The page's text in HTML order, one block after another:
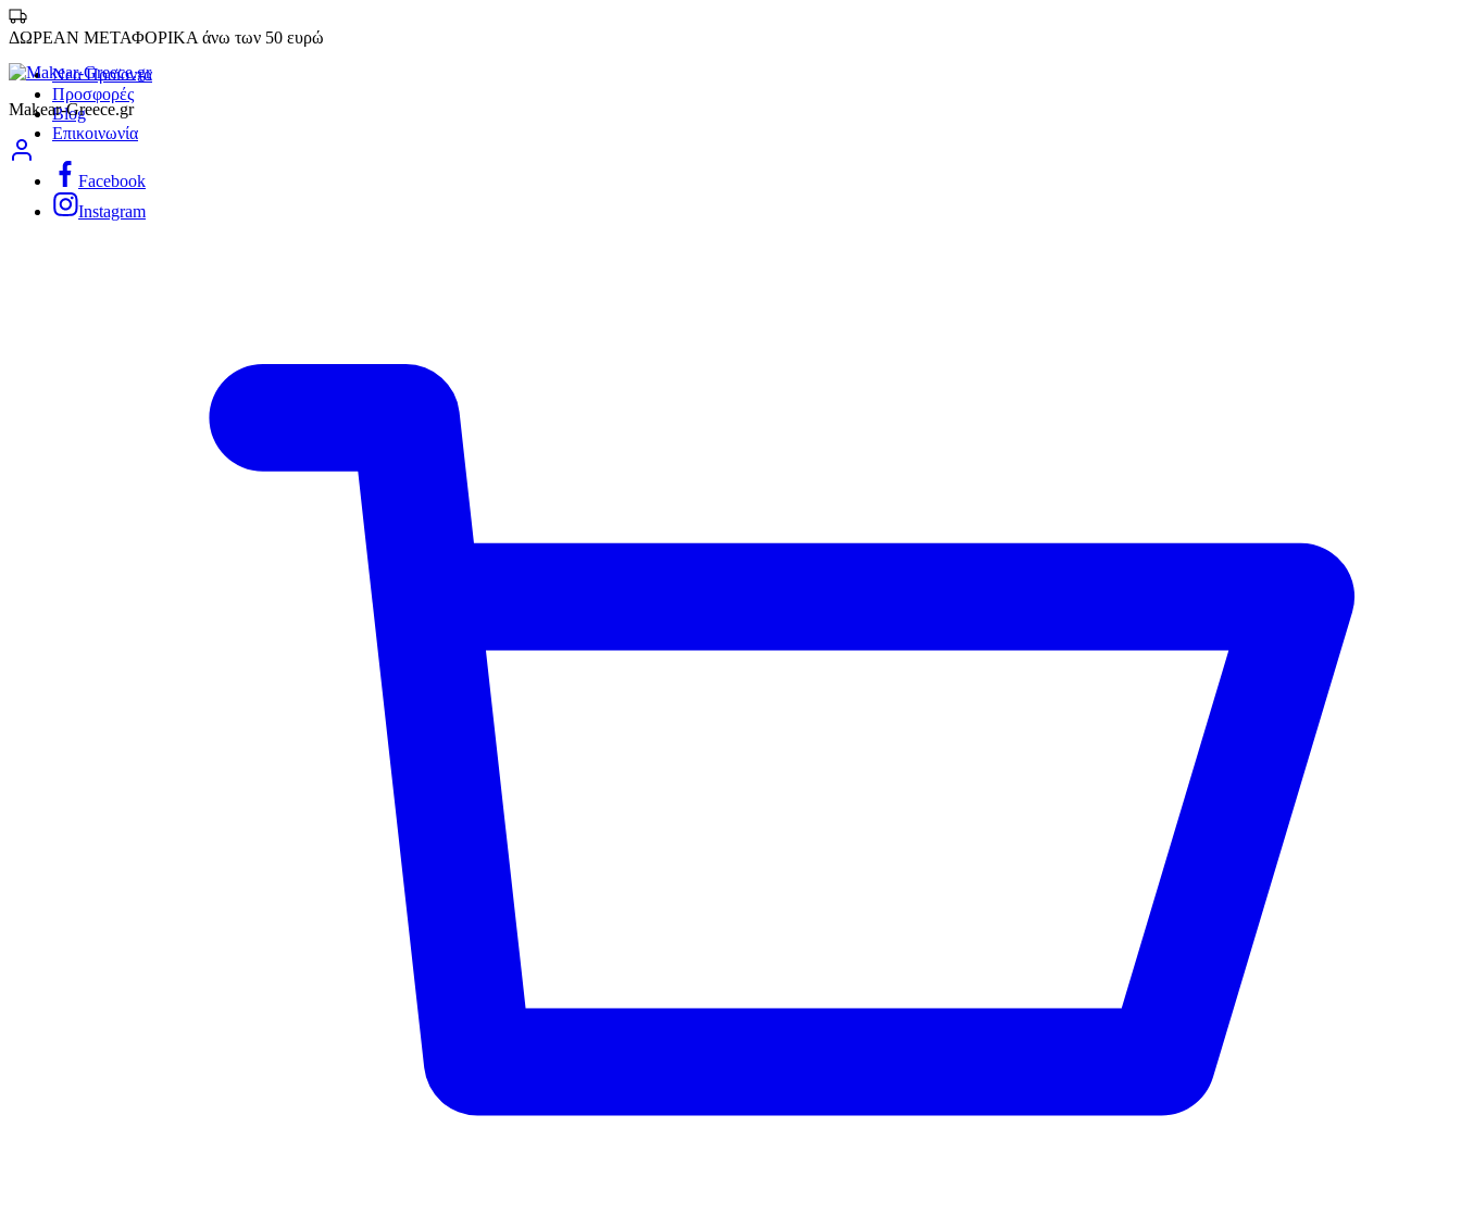
ΔΩΡΕΑΝ ΜΕΤΑΦΟΡΙΚΑ άνω των 50 ευρώ
Νεα Προϊοντα
Προσφορές
Blog
Επικοινωνία
Facebook
Instagram
Makear-Greece.gr